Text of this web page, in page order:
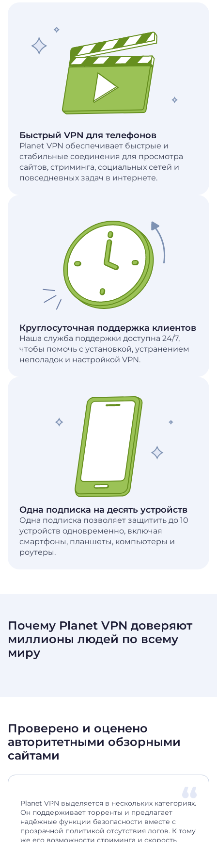
Быстрый VPN для телефонов
Planet VPN обеспечивает быстрые и
стабильные соединения для просмотра
сайтов, стриминга, социальных сетей и
повседневных задач в интернете.
Круглосуточная поддержка клиентов
Наша служба поддержки доступна 24/7,
чтобы помочь с установкой, устранением
неполадок и настройкой VPN.
Одна подписка на десять устройств
Одна подписка позволяет защитить до 10
устройств одновременно, включая
смартфоны, планшеты, компьютеры и
роутеры.
Почему Planet VPN доверяют
миллионы людей по всему
миру
Проверено и оценено
авторитетными обзорными
сайтами
Planet VPN выделяется в нескольких категориях.
Он поддерживает торренты и предлагает
надёжные функции безопасности вместе с
прозрачной политикой отсутствия логов. К тому
же его возможности стриминга и скорость